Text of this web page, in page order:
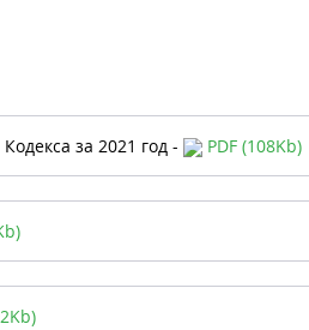
за 2021 год - PDF (108Kb)